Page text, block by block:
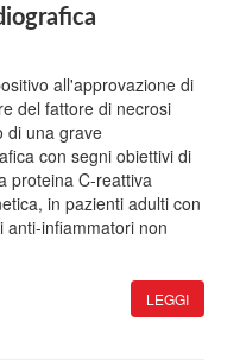
all'approvazione di
del fattore di necrosi
di una grave
con segni obiettivi di
proteina C-reattiva
in pazienti adulti con
anti-infiammatori non
LEGGI